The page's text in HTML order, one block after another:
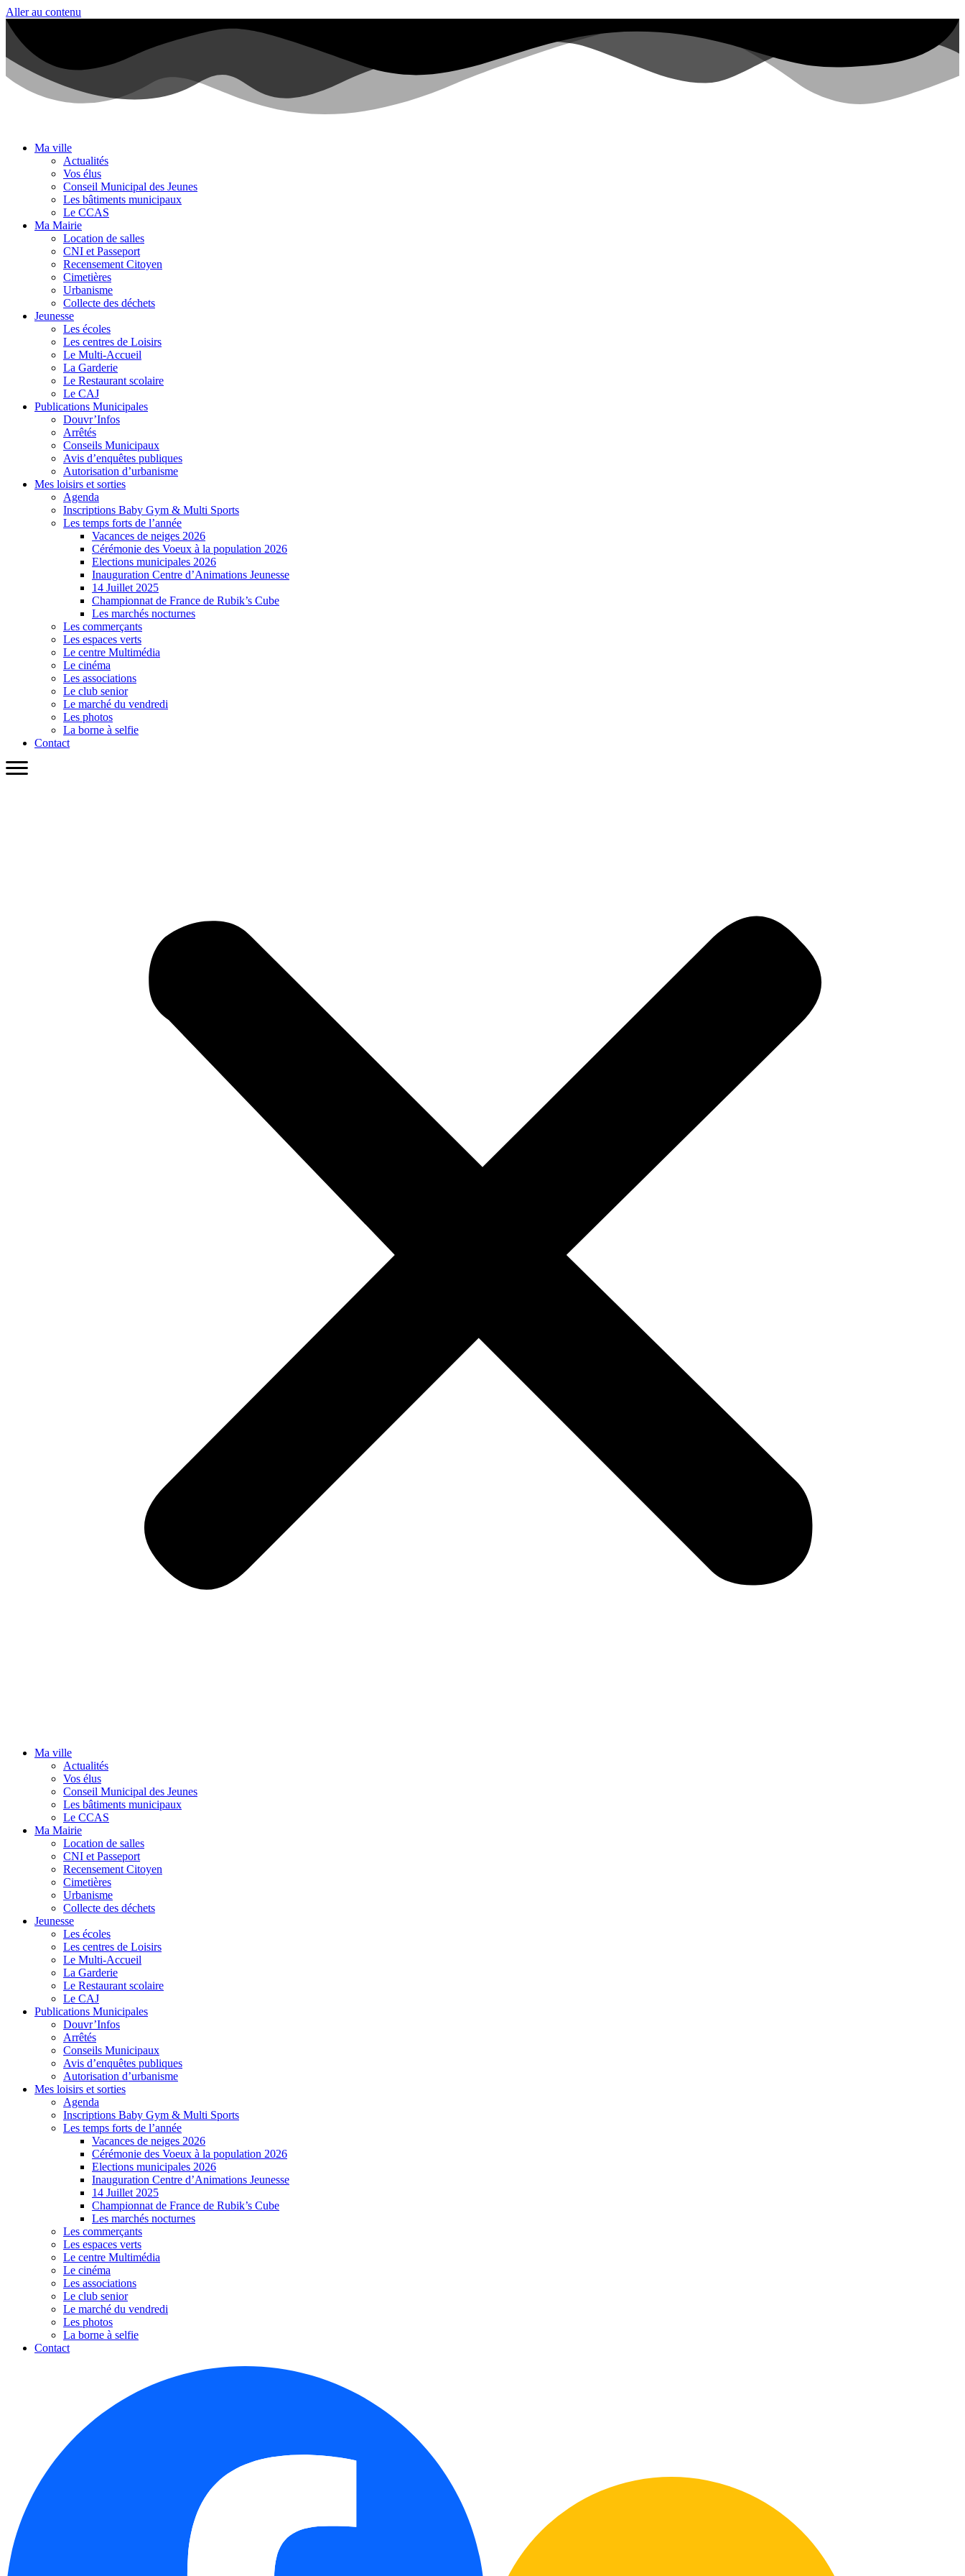
Aller au contenu
Ma ville
Actualités
Vos élus
Conseil Municipal des Jeunes
Les bâtiments municipaux
Le CCAS
Ma Mairie
Location de salles
CNI et Passeport
Recensement Citoyen
Cimetières
Urbanisme
Collecte des déchets
Jeunesse
Les écoles
Les centres de Loisirs
Le Multi-Accueil
La Garderie
Le Restaurant scolaire
Le CAJ
Publications Municipales
Douvr’Infos
Arrêtés
Conseils Municipaux
Avis d’enquêtes publiques
Autorisation d’urbanisme
Mes loisirs et sorties
Agenda
Inscriptions Baby Gym & Multi Sports
Les temps forts de l’année
Vacances de neiges 2026
Cérémonie des Voeux à la population 2026
Elections municipales 2026
Inauguration Centre d’Animations Jeunesse
14 Juillet 2025
Championnat de France de Rubik’s Cube
Les marchés nocturnes
Les commerçants
Les espaces verts
Le centre Multimédia
Le cinéma
Les associations
Le club senior
Le marché du vendredi
Les photos
La borne à selfie
Contact
Ma ville
Actualités
Vos élus
Conseil Municipal des Jeunes
Les bâtiments municipaux
Le CCAS
Ma Mairie
Location de salles
CNI et Passeport
Recensement Citoyen
Cimetières
Urbanisme
Collecte des déchets
Jeunesse
Les écoles
Les centres de Loisirs
Le Multi-Accueil
La Garderie
Le Restaurant scolaire
Le CAJ
Publications Municipales
Douvr’Infos
Arrêtés
Conseils Municipaux
Avis d’enquêtes publiques
Autorisation d’urbanisme
Mes loisirs et sorties
Agenda
Inscriptions Baby Gym & Multi Sports
Les temps forts de l’année
Vacances de neiges 2026
Cérémonie des Voeux à la population 2026
Elections municipales 2026
Inauguration Centre d’Animations Jeunesse
14 Juillet 2025
Championnat de France de Rubik’s Cube
Les marchés nocturnes
Les commerçants
Les espaces verts
Le centre Multimédia
Le cinéma
Les associations
Le club senior
Le marché du vendredi
Les photos
La borne à selfie
Contact